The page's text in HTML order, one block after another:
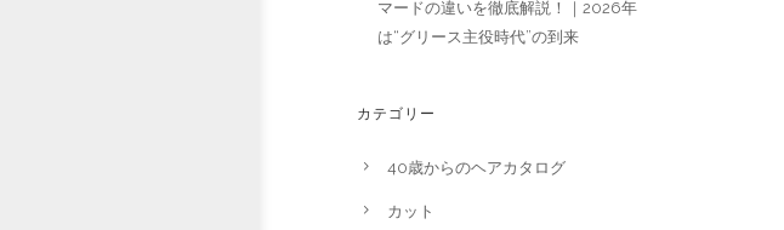
マードの違いを徹底解説！｜2026年
は“グリース主役時代”の到来
カテゴリー
40歳からのヘアカタログ
カット